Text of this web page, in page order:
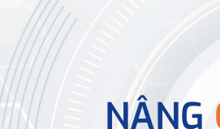
NÂNG